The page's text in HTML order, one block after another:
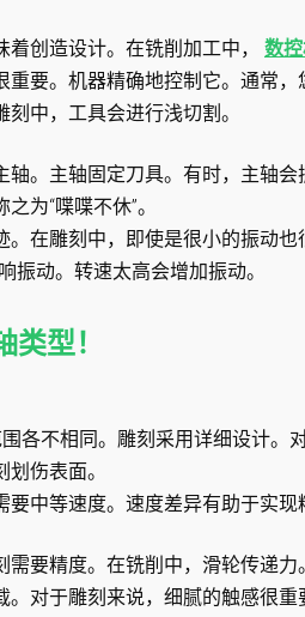
着创造设计。在铣削加工中，数
要。机器精确地控制它。通常，
中，工具会进行浅切割。
轴。主轴固定刀具。有时，主轴
为“喋喋不休”。
。在雕刻中，即使是很小的振动
振动。转速太高会增加振动。
型！
各不相同。雕刻采用详细设计。
伤表面。
中等速度。速度差异有助于实现
要精度。在铣削中，滑轮传递力
。对于雕刻来说，细腻的触感很